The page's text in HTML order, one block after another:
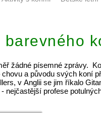
žádné písemné zprávy.
a původu svých koní
v Anglii se jim říkalo
nejčastější profese